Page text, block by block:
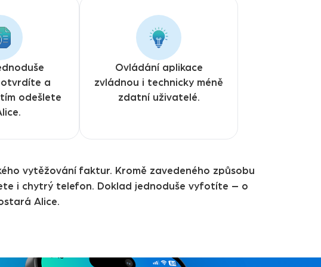
a
odešlete
Ovládání aplikace
zvládnou i technicky méně
zdatní uživatelé.
vytěžování faktur. Kromě zavedeného způsobu
i chytrý telefon. Doklad jednoduše vyfotíte – o
Alice.